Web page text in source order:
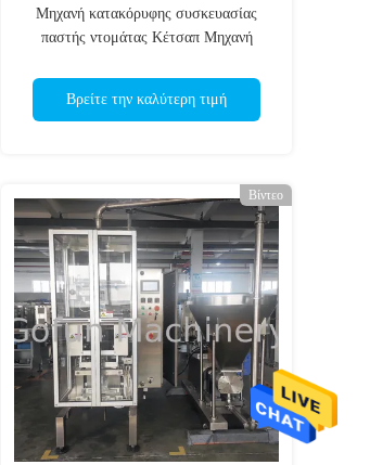
Μηχανή κατακόρυφης συσκευασίας
παστής ντομάτας Κέτσαπ Μηχανή
Βρείτε την καλύτερη τιμή
Βίντεο